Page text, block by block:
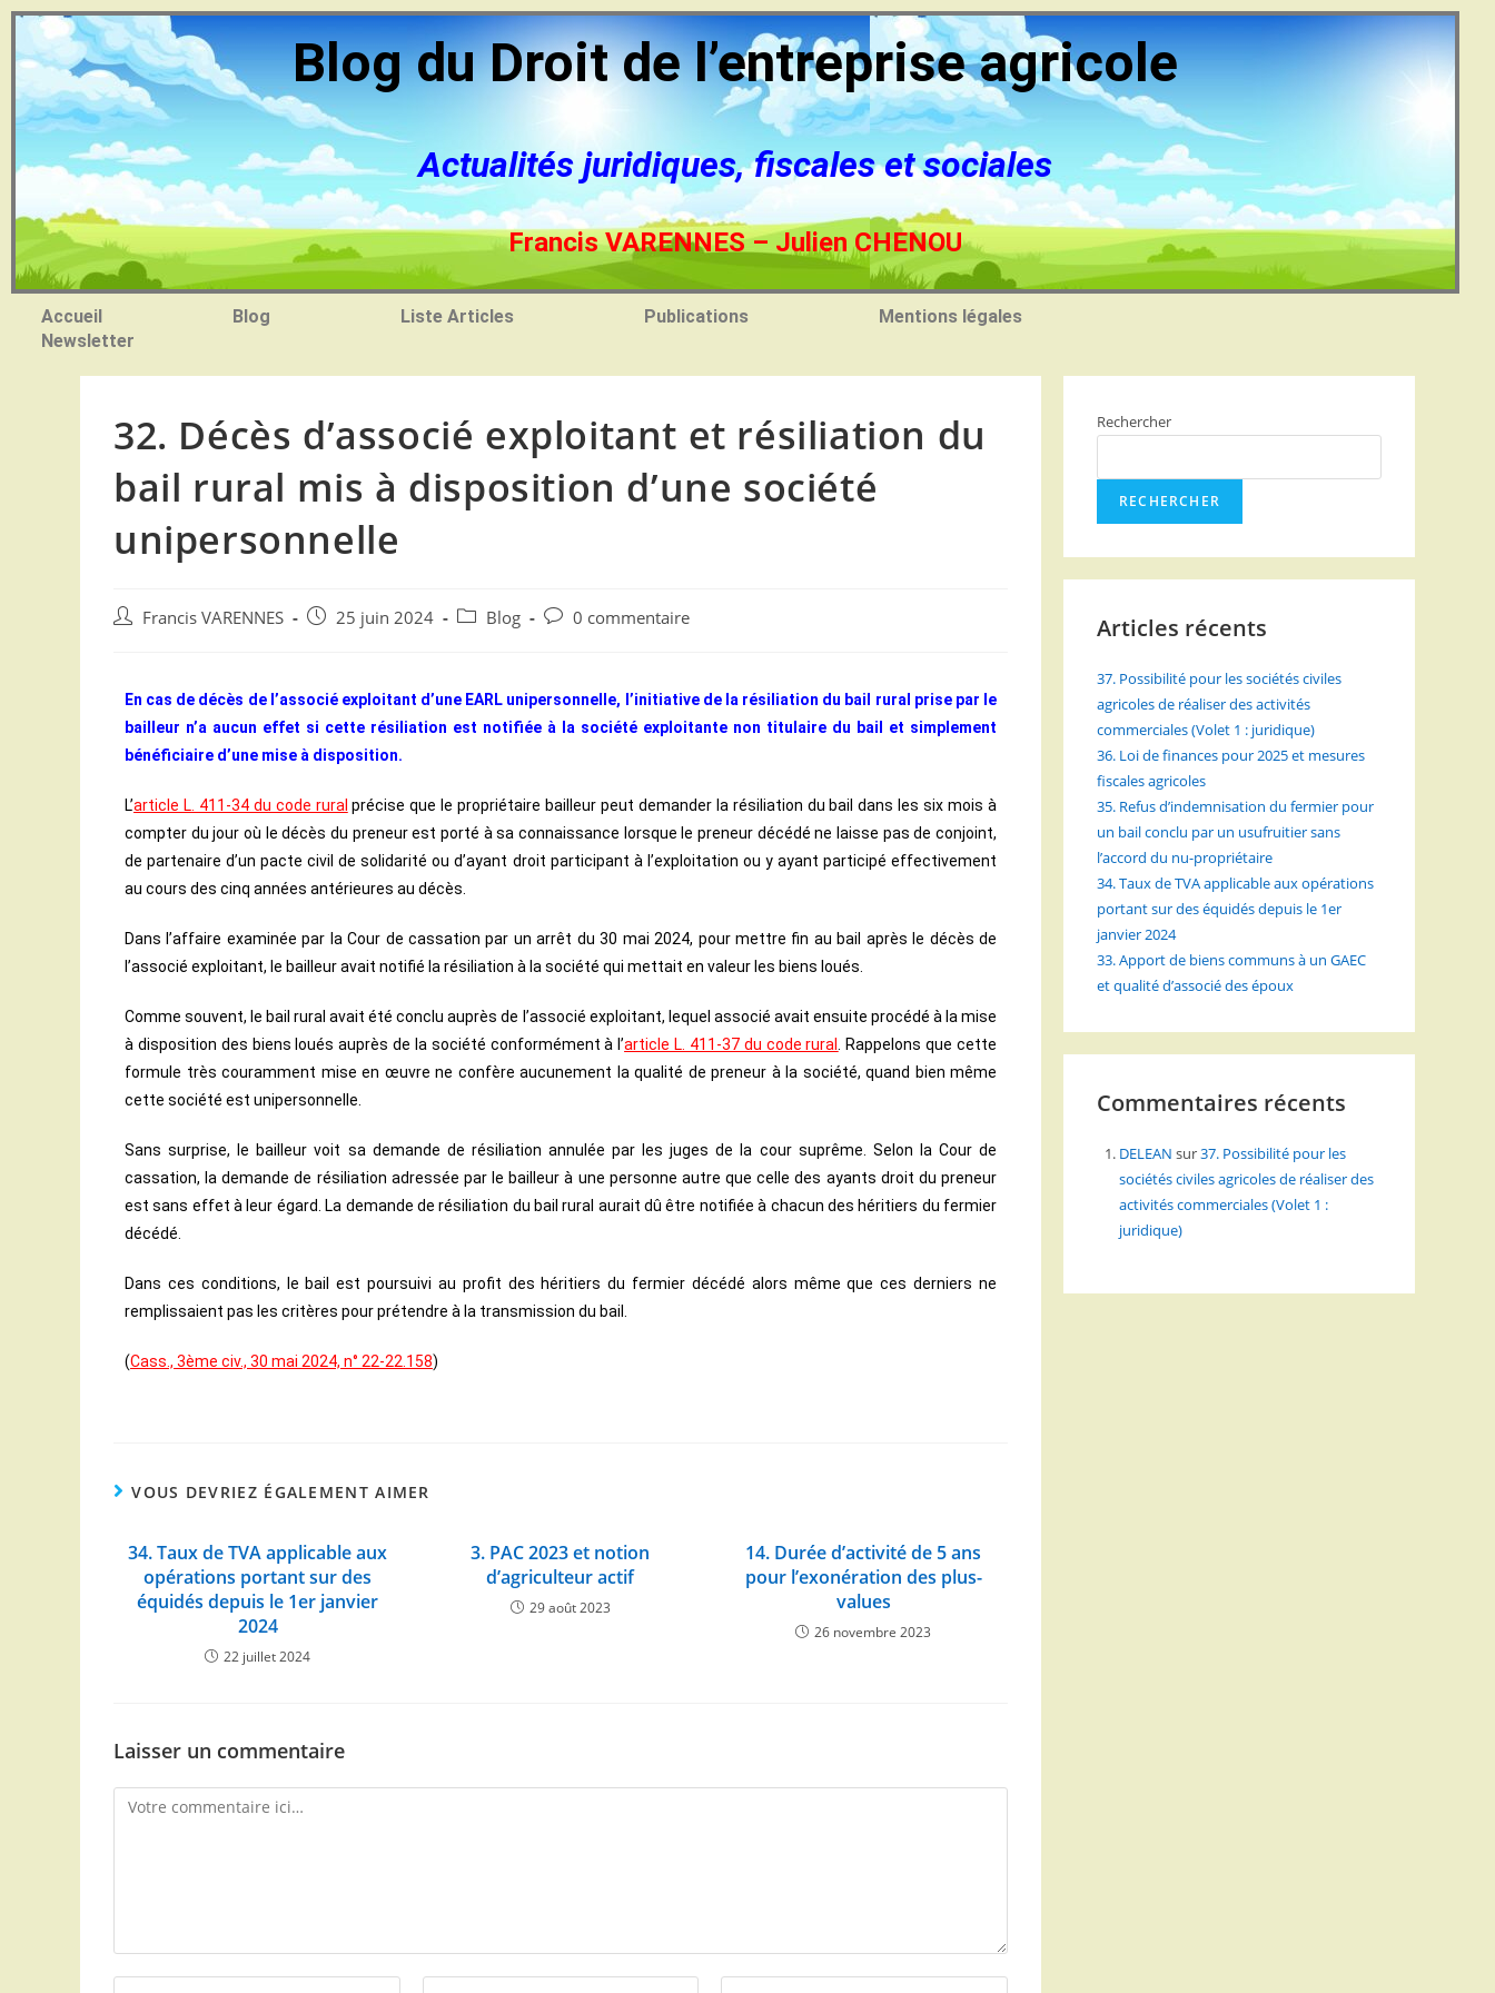
Blog du Droit de l’entreprise agricole
Actualités juridiques, fiscales et sociales
Francis VARENNES – Julien CHENOU
Accueil Blog Liste Articles Publications
Mentions légales
Newsletter
32. Décès d’associé exploitant et résiliation du
bail rural mis à disposition d’une société
unipersonnelle
Francis VARENNES 25 juin 2024 Blog 0 commentaire
En cas de décès de l’associé exploitant d’une EARL unipersonnelle, l’initiative de la résiliation du bail rural prise par le
bailleur n’a aucun effet si cette résiliation est notifiée à la société exploitante non titulaire du bail et simplement
bénéficiaire d’une mise à disposition.
L’article L. 411-34 du code rural précise que le propriétaire bailleur peut demander la résiliation du bail dans les six mois à
compter du jour où le décès du preneur est porté à sa connaissance lorsque le preneur décédé ne laisse pas de conjoint,
de partenaire d’un pacte civil de solidarité ou d’ayant droit participant à l’exploitation ou y ayant participé effectivement
au cours des cinq années antérieures au décès.
Dans l’affaire examinée par la Cour de cassation par un arrêt du 30 mai 2024, pour mettre fin au bail après le décès de
l’associé exploitant, le bailleur avait notifié la résiliation à la société qui mettait en valeur les biens loués.
Comme souvent, le bail rural avait été conclu auprès de l’associé exploitant, lequel associé avait ensuite procédé à la mise
à disposition des biens loués auprès de la société conformément à l’article L. 411-37 du code rural
. Rappelons que cette
formule très couramment mise en œuvre ne confère aucunement la qualité de preneur à la société, quand bien même
cette société est unipersonnelle.
Sans surprise, le bailleur voit sa demande de résiliation annulée par les juges de la cour suprême. Selon la Cour de
cassation, la demande de résiliation adressée par le bailleur à une personne autre que celle des ayants droit du preneur
est sans effet à leur égard. La demande de résiliation du bail rural aurait dû être notifiée à chacun des héritiers du fermier
décédé.
Dans ces conditions, le bail est poursuivi au profit des héritiers du fermier décédé alors même que ces derniers ne
remplissaient pas les critères pour prétendre à la transmission du bail.
(Cass., 3ème civ., 30 mai 2024, n° 22-22.158)
VOUS DEVRIEZ ÉGALEMENT AIMER
34. Taux de TVA applicable aux
opérations portant sur des
équidés depuis le 1er janvier
2024
22 juillet 2024
3. PAC 2023 et notion
d’agriculteur actif
29 août 2023
14. Durée d’activité de 5 ans
pour l’exonération des plus-
values
26 novembre 2023
Laisser un commentaire
Rechercher
RECHERCHER
Articles récents
37. Possibilité pour les sociétés civiles
agricoles de réaliser des activités
commerciales (Volet 1 : juridique)
36. Loi de finances pour 2025 et mesures
fiscales agricoles
35. Refus d’indemnisation du fermier pour
un bail conclu par un usufruitier sans
l’accord du nu-propriétaire
34. Taux de TVA applicable aux opérations
portant sur des équidés depuis le 1er
janvier 2024
33. Apport de biens communs à un GAEC
et qualité d’associé des époux
Commentaires récents
DELEAN sur37. Possibilité pour les
sociétés civiles agricoles de réaliser des
activités commerciales (Volet 1 :
juridique)